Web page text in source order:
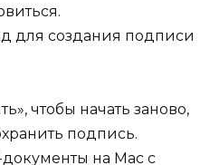
чтобы начать заново,
подпись.